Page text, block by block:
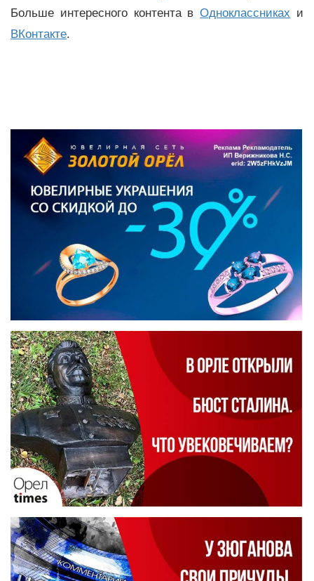
Больше интересного контента вОдноклассниках и
ВКонтакте.